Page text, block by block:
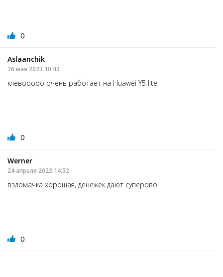
0
Aslaanchik
26 мая 2023 10:43
клевооооо очень работает на Huawei Y5 lite
0
Werner
24 апреля 2023 14:52
взломачка хорошая, денежек дают суперово
0